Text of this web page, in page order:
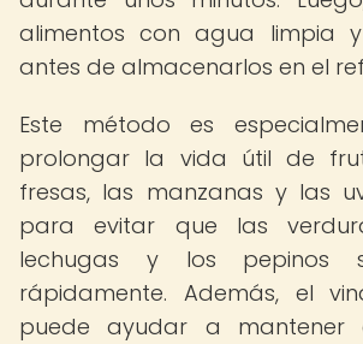
alimentos con agua limpia
antes de almacenarlos en el
Este método es
prolongar la vida útil de
fresas, las manzanas y las
para evitar que las
lechugas y los pepinos
rápidamente. Además, el
puede ayudar a